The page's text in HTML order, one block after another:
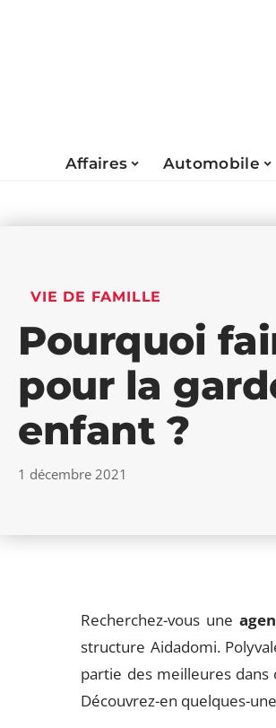
Affaires Automobile
VIE DE FAMILLE
Pourquoi
pour la
enfant ?
1 décembre 2021
Recherchez-vous une
structure Aidadomi.
partie des meilleures
Découvrez-en quelques-